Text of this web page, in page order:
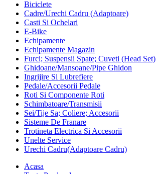
Biciclete
Cadre/Urechi Cadru (Adaptoare)
Casti Si Ochelari
E-Bike
Echipamente
Echipamente Magazin
Furci; Suspensii Spate; Cuveti (Head Set)
Ghidoane/Mansoane/Pipe Ghidon
Ingrijire Si Lubrefiere
Pedale/Accesorii Pedale
Roti Si Componente Roti
Schimbatoare/Transmisii
Sei/Tije Sa; Coliere; Accesorii
Sisteme De Franare
Trotineta Electrica Si Accesorii
Unelte Service
Urechi Cadru(Adaptoare Cadru)
Acasa